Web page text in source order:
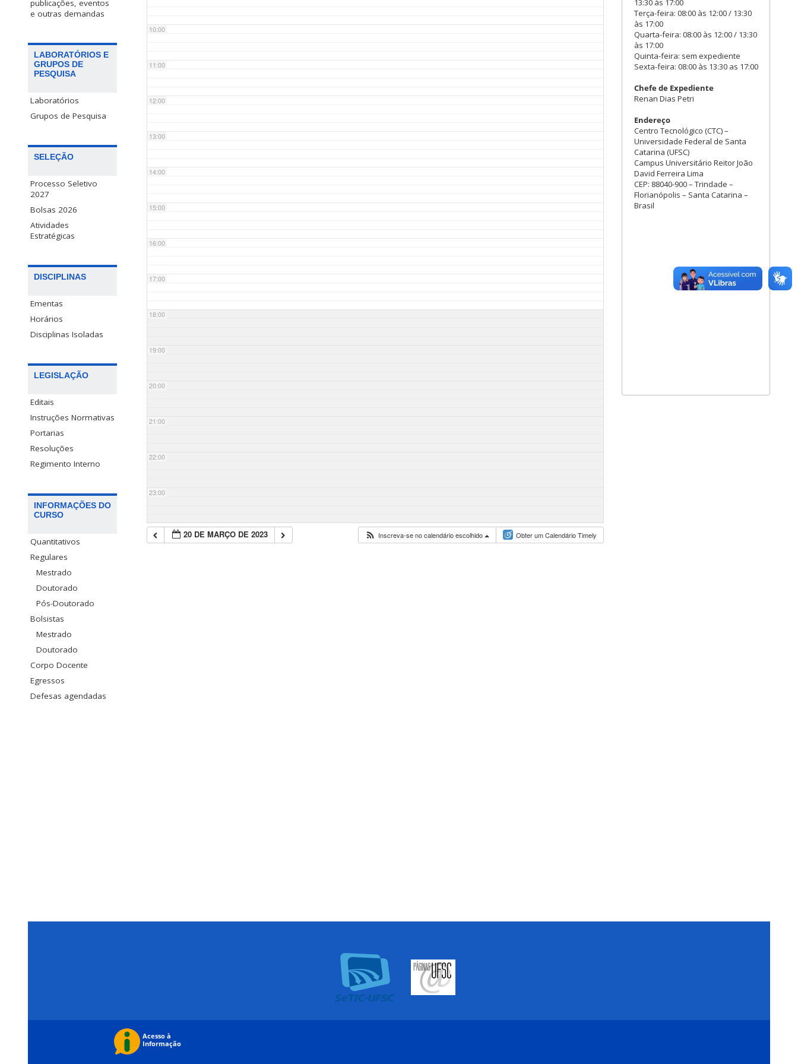
publicações, eventos
e outras demandas
LABORATÓRIOS E
GRUPOS DE
PESQUISA
Laboratórios
Grupos de Pesquisa
SELEÇÃO
Processo Seletivo
2027
Bolsas 2026
Atividades
Estratégicas
DISCIPLINAS
Ementas
Horários
Disciplinas Isoladas
LEGISLAÇÃO
Editais
Instruções Normativas
Portarias
Resoluções
Regimento Interno
INFORMAÇÕES DO
CURSO
Quantitativos
Regulares
Mestrado
Doutorado
Pós-Doutorado
Bolsistas
Mestrado
Doutorado
Corpo Docente
Egressos
Defesas agendadas
10:00
11:00
12:00
13:00
14:00
15:00
16:00
17:00
18:00
19:00
20:00
21:00
22:00
23:00
20 DE MARÇO DE 2023 Inscreva-se no calendário escolhido Obter um Calendário Timely
13:30 às 17:00
Terça-feira: 08:00 às 12:00 / 13:30
às 17:00
Quarta-feira: 08:00 às 12:00 / 13:30
às 17:00
Quinta-feira: sem expediente
Sexta-feira: 08:00 às 13:30 as 17:00
Chefe de Expediente
Renan Dias Petri
Endereço
Centro Tecnológico (CTC) –
Universidade Federal de Santa
Catarina (UFSC)
Campus Universitário Reitor João
David Ferreira Lima
CEP: 88040-900 – Trindade –
Florianópolis – Santa Catarina –
Brasil